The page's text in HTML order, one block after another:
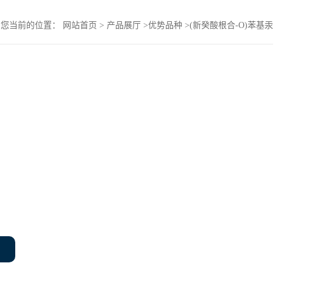
您当前的位置： 网站首页 > 产品展厅 >优势品种 >(新癸酸根合-O)苯基汞